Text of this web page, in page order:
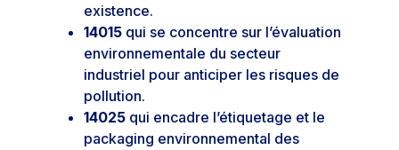
existence.
14015 qui se concentre sur l’évaluation
environnementale du secteur
industriel pour anticiper les risques de
pollution.
14025 qui encadre l’étiquetage et le
packaging environnemental des